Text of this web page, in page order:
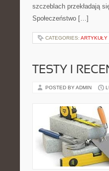
szczeblach przekładają
Społeczeństwo […]
CATEGORIES: ARTYKUŁY
TESTY I
POSTED BY ADMIN